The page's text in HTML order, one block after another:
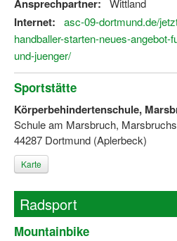
Ansprechpartner:
Internet:
asc-09-dortmund.de/
handballer-starten-neues-angebot-
und-juenger/
Sportstätte
Körperbehindertenschule,
Schule am Marsbruch,
44287 Dortmund (Aplerbeck)
Karte
Radsport
Mountainbike